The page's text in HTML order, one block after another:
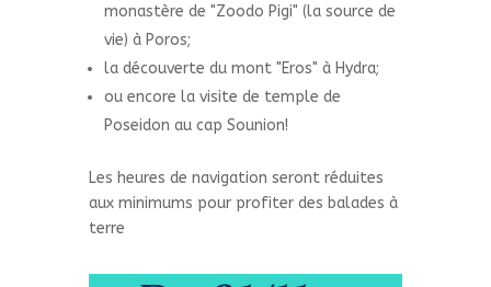
monastère de "Zoodo Pigi" (la source de
vie) à Poros;
la découverte du mont "Eros" à Hydra;
ou encore la visite de temple de
Poseidon au cap Sounion!
Les heures de navigation seront réduites
aux minimums pour profiter des balades à
terre